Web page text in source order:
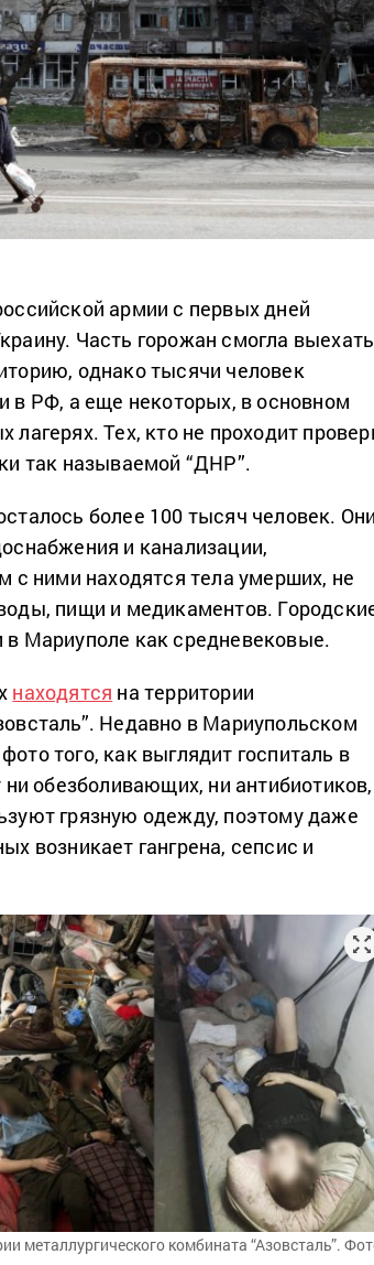
армии с первых дней
Часть горожан смогла выехать
однако тысячи человек
в РФ, а еще некоторых, в основном
лагерях. Тех, кто не проходит
так называемой “ДНР”.
более 100 тысяч человек.
и канализации,
с ними находятся тела умерших, не
пищи и медикаментов.
в Мариуполе как средневековые.
находятся на территории
Недавно в Мариупольском
того, как выглядит госпиталь в
обезболивающих, ни антибиотиков,
грязную одежду, поэтому даже
возникает гангрена, сепсис и
металлургического комбината “Азовсталь”.